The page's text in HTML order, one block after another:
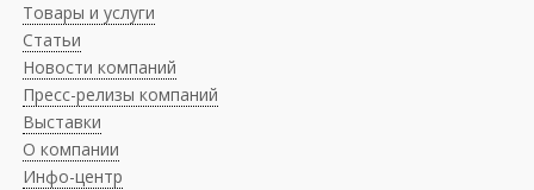
Товары и услуги
Статьи
Новости компаний
Пресс-релизы компаний
Выставки
О компании
Инфо-центр